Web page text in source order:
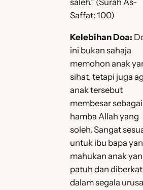
saleh.” (Surah As-
Saffat: 100)
Kelebihan Doa:
ini bukan sahaja
memohon anak
sihat, tetapi juga
anak tersebut
membesar sebagai
hamba Allah yang
soleh. Sangat
untuk ibu bapa
mahukan anak
patuh dan
dalam segala